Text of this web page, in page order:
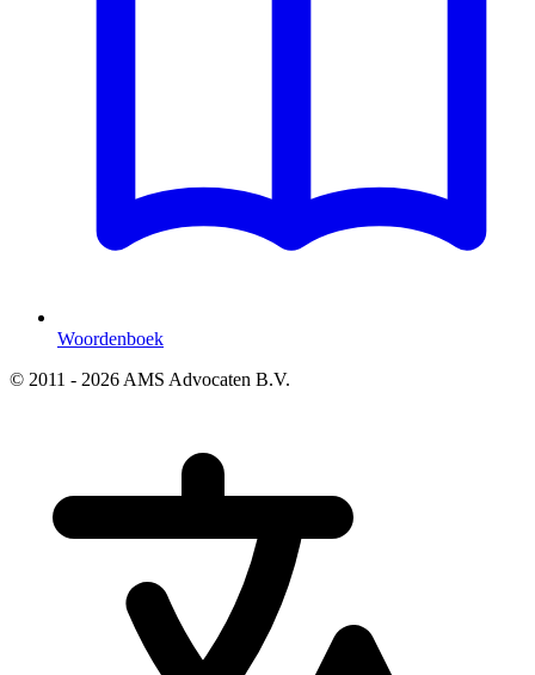
Woordenboek
© 2011 - 2026 AMS Advocaten B.V.